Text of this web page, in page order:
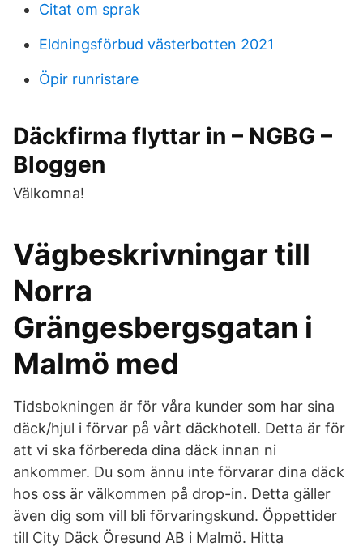
Citat om sprak
Eldningsförbud västerbotten 2021
Öpir runristare
Däckfirma flyttar in – NGBG –
Bloggen
Välkomna!
Vägbeskrivningar till
Norra
Grängesbergsgatan i
Malmö med
Tidsbokningen är för våra kunder som har sina
däck/hjul i förvar på vårt däckhotell. Detta är för
att vi ska förbereda dina däck innan ni
ankommer. Du som ännu inte förvarar dina däck
hos oss är välkommen på drop-in. Detta gäller
även dig som vill bli förvaringskund. Öppettider
till City Däck Öresund AB i Malmö. Hitta